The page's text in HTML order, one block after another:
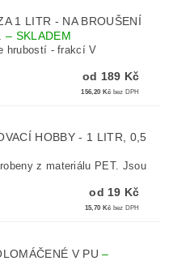
1 LITR - NA BROUŠENÍ
– SKLADEM
hrubostí - frakcí V
od 189 Kč
156,20 Kč bez DPH
HOBBY - 1 LITR, 0,5
z materiálu PET. Jsou
od 19 Kč
15,70 Kč bez DPH
V PU–